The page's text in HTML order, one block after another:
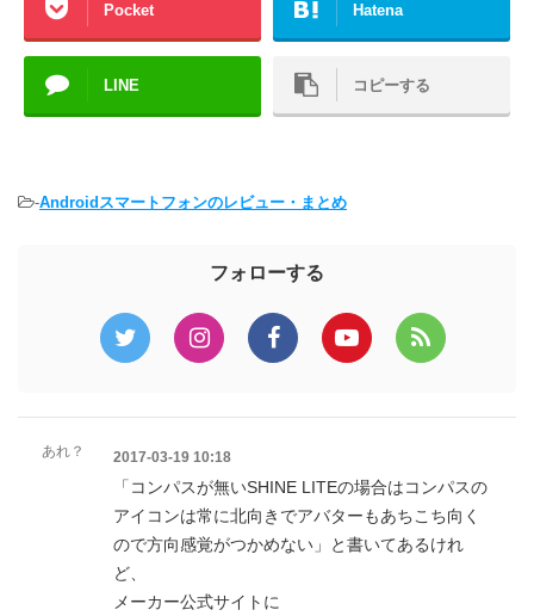
Pocket Hatena
LINE コピーする
-Androidスマートフォンのレビュー・まとめ
フォローする
あれ？ 2017-03-19 10:18
「コンパスが無いSHINE LITEの場合はコンパスの
アイコンは常に北向きでアバターもあちこち向く
ので方向感覚がつかめない」と書いてあるけれ
ど、
メーカー公式サイトに